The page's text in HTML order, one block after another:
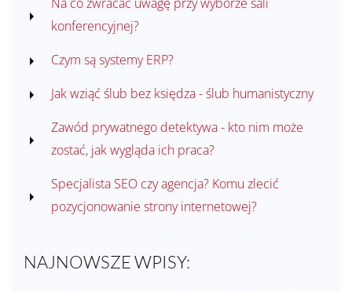
konferencyjnej?
Czym są systemy ERP?
Jak wziąć ślub bez księdza - ślub humanistyczny
Zawód prywatnego detektywa - kto nim może
zostać, jak wygląda ich praca?
Specjalista SEO czy agencja? Komu zlecić
pozycjonowanie strony internetowej?
NAJNOWSZE WPISY: